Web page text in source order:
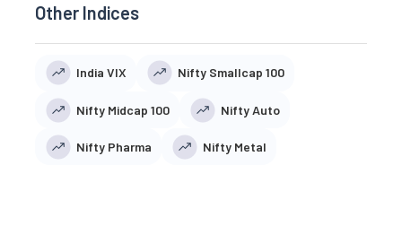
Other Indices
India VIX Nifty Smallcap 100
Nifty Midcap 100 Nifty Auto
Nifty Pharma Nifty Metal